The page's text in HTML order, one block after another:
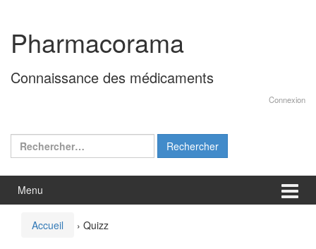
contenu
menu
principal
Pharmacorama
Connaissance des médicaments
Connexion
Rechercher :
Menu
Accueil › Quizz